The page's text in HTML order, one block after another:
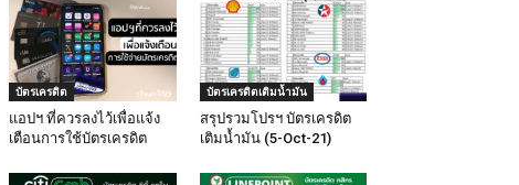
บัตรเครดิต
แอปฯ ที่ควรลงไว้เพื่อแจ้ง
เตือนการใช้บัตรเครดิต
บัตรเครดิตเติมน้ำมัน
สรุปรวมโปรฯ บัตรเครดิต
เติมน้ำมัน (5-Oct-21)